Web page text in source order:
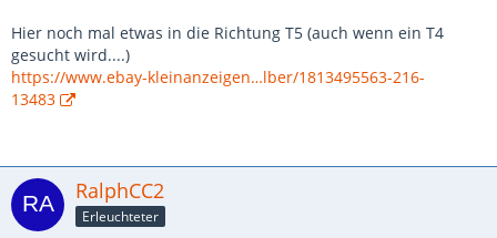
Hier noch mal etwas in die Richtung T5 (auch wenn ein T4
gesucht wird....)
https://www.ebay-kleinanzeigen…lber/1813495563-216-
13483
RalphCC2
Erleuchteter